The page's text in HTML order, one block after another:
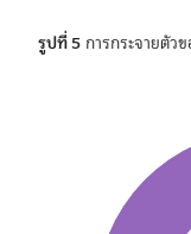
รูปที่ 5การกระจายตัว